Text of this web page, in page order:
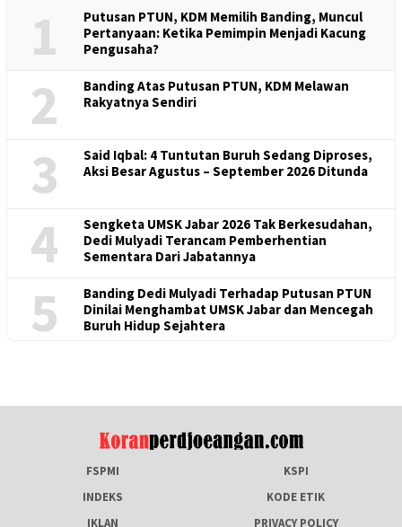
1
Putusan PTUN, KDM Memilih Banding, Muncul
Pertanyaan: Ketika Pemimpin Menjadi Kacung
Pengusaha?
2
Banding Atas Putusan PTUN, KDM Melawan
Rakyatnya Sendiri
3
Said Iqbal: 4 Tuntutan Buruh Sedang Diproses,
Aksi Besar Agustus – September 2026 Ditunda
4
Sengketa UMSK Jabar 2026 Tak Berkesudahan,
Dedi Mulyadi Terancam Pemberhentian
Sementara Dari Jabatannya
5
Banding Dedi Mulyadi Terhadap Putusan PTUN
Dinilai Menghambat UMSK Jabar dan Mencegah
Buruh Hidup Sejahtera
FSPMI
KSPI
INDEKS
KODE ETIK
IKLAN
PRIVACY POLICY